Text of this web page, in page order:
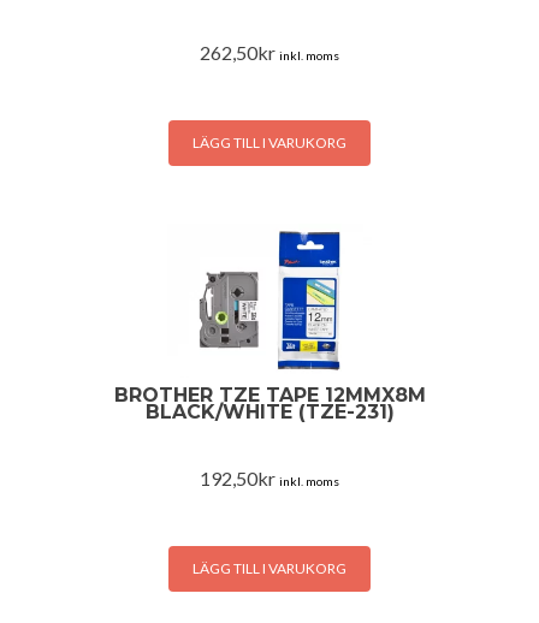
262,50kr inkl. moms
LÄGG TILL I VARUKORG
BROTHER TZE TAPE 12MMX8M
BLACK/WHITE (TZE-231)
192,50kr inkl. moms
LÄGG TILL I VARUKORG